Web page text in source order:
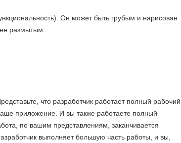
Он может быть грубым и нарисован
размытым.
что разработчик работает полный рабочий
приложение. И вы также работаете полный
по вашим представлениям, заканчивается
выполняет большую часть работы, и вы,